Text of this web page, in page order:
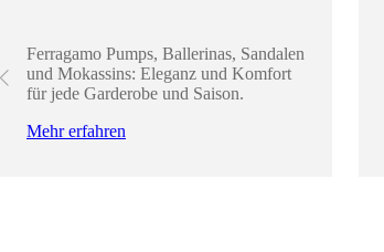
Ferragamo Pumps, Ballerinas, Sandalen
und Mokassins: Eleganz und Komfort
für jede Garderobe und Saison.
Mehr erfahren